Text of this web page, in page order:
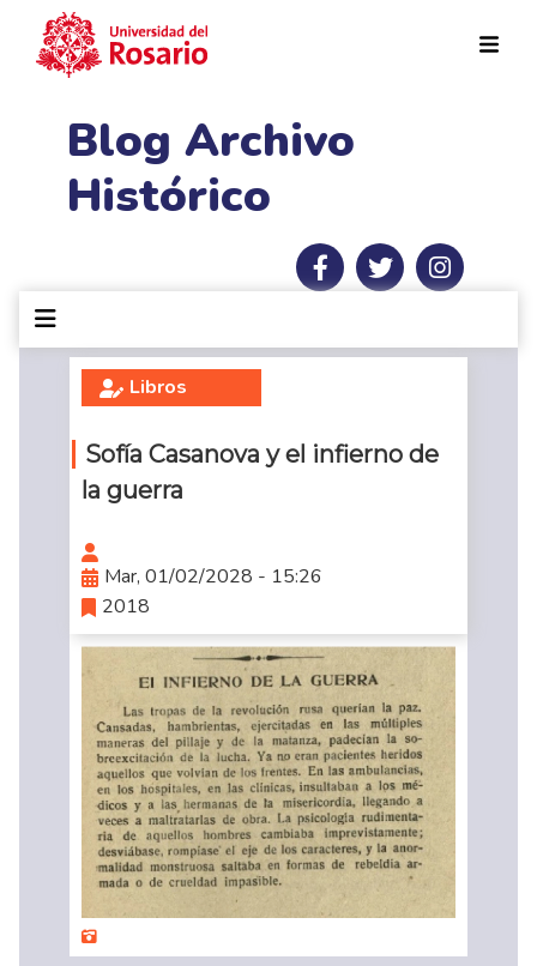
Blog Archivo
Histórico
Libros
Sofía Casanova y el infierno de
la guerra
Mar, 01/02/2028 - 15:26
2018